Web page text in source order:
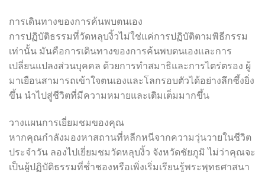
การเดินทางของการค้นพบตนเอง
การปฏิบัติธรรมที่วัดหลุบงิ้วไม่ใช่แค่การปฏิบัติตามพิธีกรรม
เท่านั้น มันคือการเดินทางของการค้นพบตนเองและการ
เปลี่ยนแปลงส่วนบุคคล ด้วยการทำสมาธิและการไตร่ตรอง ผู้
มาเยือนสามารถเข้าใจตนเองและโลกรอบตัวได้อย่างลึกซึ้งยิ่ง
ขึ้น นำไปสู่ชีวิตที่มีความหมายและเติมเต็มมากขึ้น
วางแผนการเยี่ยมชมของคุณ
หากคุณกำลังมองหาสถานที่หลีกหนีจากความวุ่นวายในชีวิต
ประจำวัน ลองไปเยี่ยมชมวัดหลุบงิ้ว จังหวัดชัยภูมิ ไม่ว่าคุณจะ
เป็นผู้ปฏิบัติธรรมที่ช่ำชองหรือเพิ่งเริ่มเรียนรู้พระพุทธศาสนา